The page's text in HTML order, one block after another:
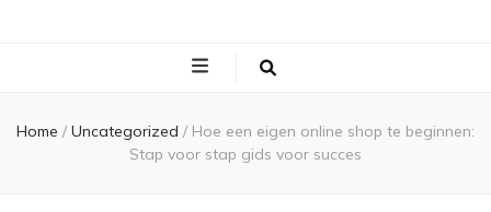
Home / Uncategorized / Hoe een eigen online shop te beginnen:
Stap voor stap gids voor succes